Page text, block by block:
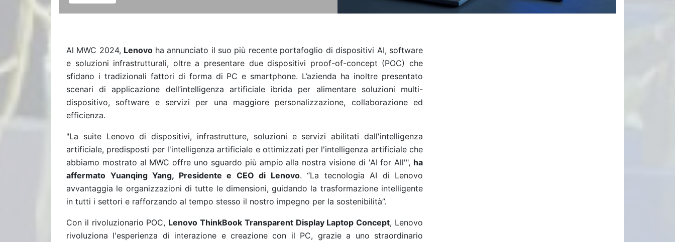
Al MWC 2024, Lenovo ha annunciato il suo più recente portafoglio di dispositivi AI, software
e soluzioni infrastrutturali, oltre a presentare due dispositivi proof-of-concept (POC) che
sfidano i tradizionali fattori di forma di PC e smartphone. L’azienda ha inoltre presentato
scenari di applicazione dell’intelligenza artificiale ibrida per alimentare soluzioni multi-
dispositivo, software e servizi per una maggiore personalizzazione, collaborazione ed
efficienza.
"La suite Lenovo di dispositivi, infrastrutture, soluzioni e servizi abilitati dall'intelligenza
artificiale, predisposti per l'intelligenza artificiale e ottimizzati per l'intelligenza artificiale che
abbiamo mostrato al MWC offre uno sguardo più ampio alla nostra visione di 'AI for All'", ha
affermato Yuanqing Yang, Presidente e CEO di Lenovo. “La tecnologia AI di Lenovo
avvantaggia le organizzazioni di tutte le dimensioni, guidando la trasformazione intelligente
in tutti i settori e rafforzando al tempo stesso il nostro impegno per la sostenibilità”.
Con il rivoluzionario POC, Lenovo ThinkBook Transparent Display Laptop Concept, Lenovo
rivoluziona l'esperienza di interazione e creazione con il PC, grazie a uno straordinario